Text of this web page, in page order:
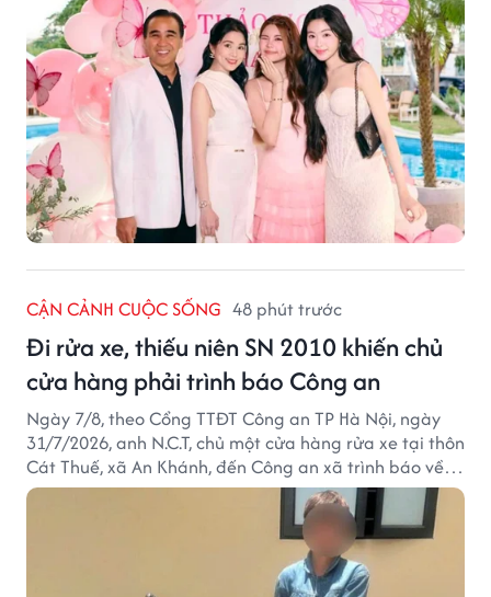
CẬN CẢNH CUỘC SỐNG 48 phút trước
Đi rửa xe, thiếu niên SN 2010 khiến chủ
cửa hàng phải trình báo Công an
Ngày 7/8, theo Cổng TTĐT Công an TP Hà Nội, ngày
31/7/2026, anh N.C.T, chủ một cửa hàng rửa xe tại thôn
Cát Thuế, xã An Khánh, đến Công an xã trình báo về
việc bị mất trộm chiếc xe máy Honda Wave. Trong cốp
xe còn có nhiều giấy tờ cá nhân và khoảng 1,2 triệu